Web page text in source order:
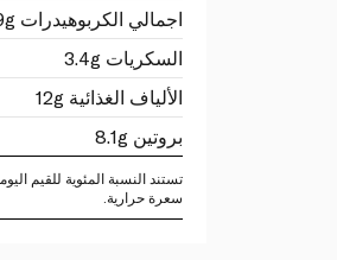
اجمالي الكربوهيدرات 29g
السكريات 3.4g
الألياف الغذائية 12g
بروتين 8.1g
سعرة حرارية.